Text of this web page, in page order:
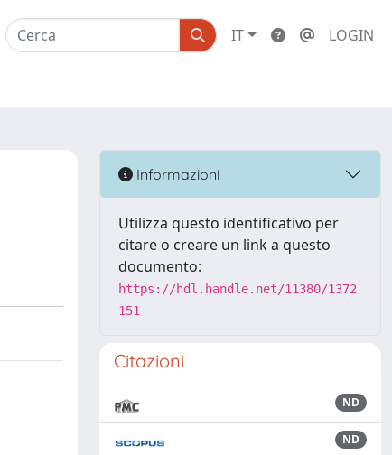
IT LOGIN
Informazioni
Utilizza questo identificativo per
citare o creare un link a questo
documento:
https://hdl.handle.net/11380/1372
151
Citazioni
ND
ND